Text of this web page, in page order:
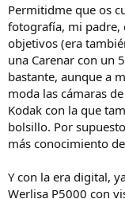
Permitidme que os
fotografía, mi padre,
objetivos (era
una Carenar con un
bastante, aunque a
moda las cámaras
Kodak con la que
bolsillo. Por
más conocimiento
Y con la era digital,
Werlisa P5000 con